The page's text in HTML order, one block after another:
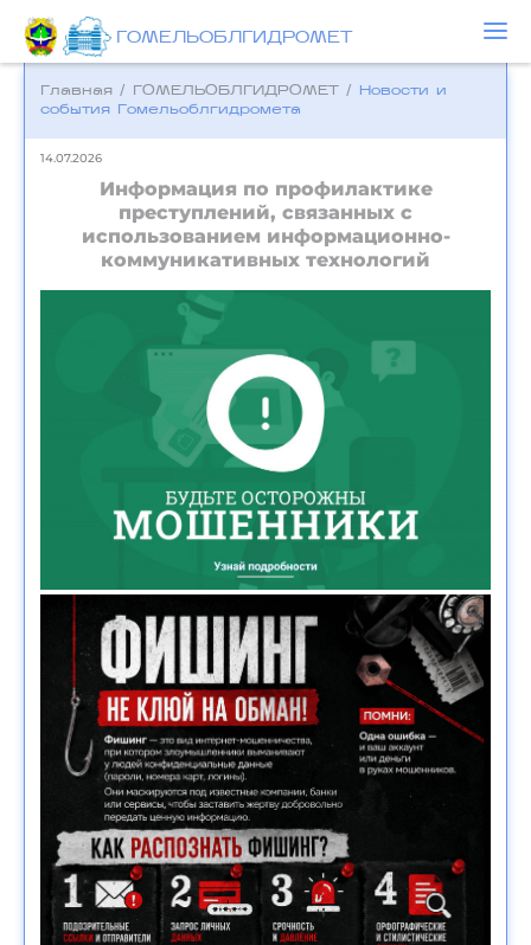
ГОМЕЛЬОБЛГИДРОМЕТ
Главная / ГОМЕЛЬОБЛГИДРОМЕТ /
Новости и
события Гомельоблгидромета
14.07.2026
Информация по профилактике
преступлений, связанных с
использованием информационно-
коммуникативных технологий